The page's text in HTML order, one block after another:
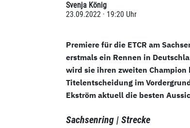
Svenja König
23.09.2022 · 19:20 Uhr
Premiere für die ETCR am
erstmals ein Rennen in
wird sie ihren zweiten
Titelentscheidung im
Ekström aktuell die besten
Sachsenring | Strecke